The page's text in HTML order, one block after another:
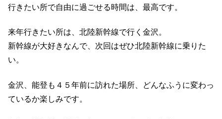
行きたい所で自由に過ごせる時間は、最高です。
来年行きたい所は、北陸新幹線で行く金沢。
新幹線が大好きなんで、次回はぜひ北陸新幹線に乗りた
い。
金沢、能登も４５年前に訪れた場所、どんなふうに変わっ
ているか楽しみです。